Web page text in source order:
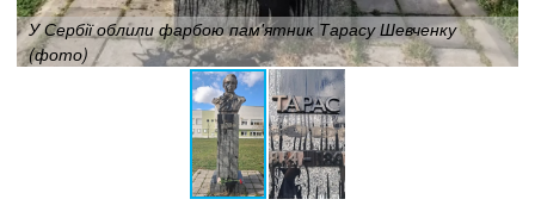
У Сербії облили фарбою пам'ятник Тарасу Шевченку
(фото)